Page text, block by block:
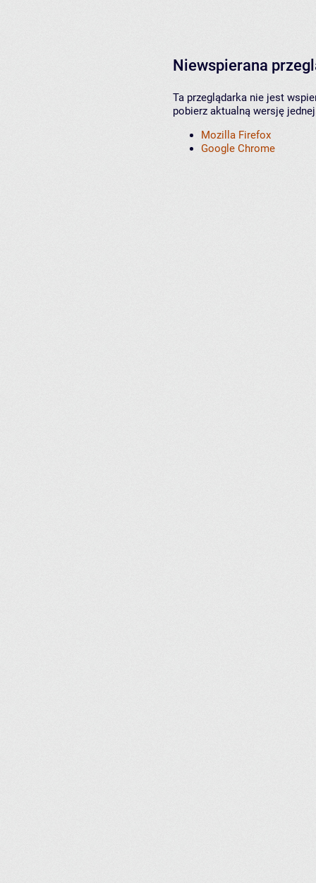
Niewspierana
Ta przeglądarka nie jest
pobierz aktualną wersję
Mozilla Firefox
Google Chrome